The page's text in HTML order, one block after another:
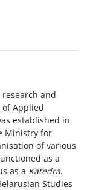
research and
Applied
established in
Ministry for
of various
as a
as a Katedra.
Studies